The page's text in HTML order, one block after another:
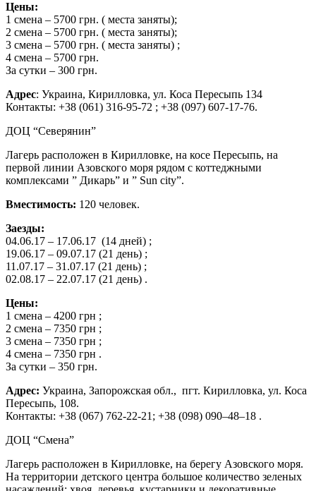
Цены:
1 смена – 5700 грн. ( места заняты);
2 смена – 5700 грн. ( места заняты);
3 смена – 5700 грн. ( места заняты) ;
4 смена – 5700 грн.
За сутки – 300 грн.
Адрес: Украина, Кирилловка, ул. Коса Пересыпь 134
Контакты: +38 (061) 316-95-72 ; +38 (097) 607-17-76.
ДОЦ “Северянин”
Лагерь расположен в Кирилловке, на косе Пересыпь, на
первой линии Азовского моря рядом с коттеджными
комплексами ” Дикарь” и ” Sun city”.
Вместимость: 120 человек.
Заезды:
04.06.17 – 17.06.17 (14 дней) ;
19.06.17 – 09.07.17 (21 день) ;
11.07.17 – 31.07.17 (21 день) ;
02.08.17 – 22.07.17 (21 день) .
Цены:
1 смена – 4200 грн ;
2 смена – 7350 грн ;
3 смена – 7350 грн ;
4 смена – 7350 грн .
За сутки – 350 грн.
Адрес: Украина, Запорожская обл., пгт. Кирилловка, ул. Коса
Пересыпь, 108.
Контакты: +38 (067) 762-22-21; +38 (098) 090–48–18 .
ДОЦ “Смена”
Лагерь расположен в Кирилловке, на берегу Азовского моря.
На территории детского центра большое количество зеленых